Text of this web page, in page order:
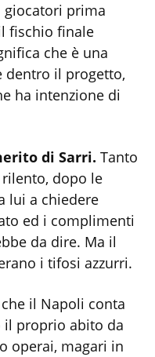
giocatori prima
fischio finale
che è una
dentro il progetto,
ha intenzione di
di Sarri. Tanto
dopo le
lui a chiedere
ed i complimenti
da dire. Ma il
i tifosi azzurri.
il Napoli conta
proprio abito da
operai, magari in